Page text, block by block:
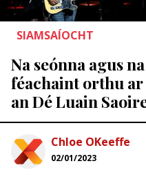
SIAMSAÍOCHT
Na seónna agus
féachaint orthu
an Dé Luain
Chloe OKeeffe
02/01/2023